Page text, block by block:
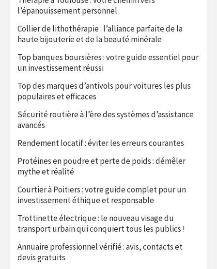
l’épanouissement personnel
Collier de lithothérapie : l’alliance parfaite de la
haute bijouterie et de la beauté minérale
Top banques boursières : votre guide essentiel pour
un investissement réussi
Top des marques d’antivols pour voitures les plus
populaires et efficaces
Sécurité routière à l’ère des systèmes d’assistance
avancés
Rendement locatif : éviter les erreurs courantes
Protéines en poudre et perte de poids : démêler
mythe et réalité
Courtier à Poitiers : votre guide complet pour un
investissement éthique et responsable
Trottinette électrique : le nouveau visage du
transport urbain qui conquiert tous les publics !
Annuaire professionnel vérifié : avis, contacts et
devis gratuits